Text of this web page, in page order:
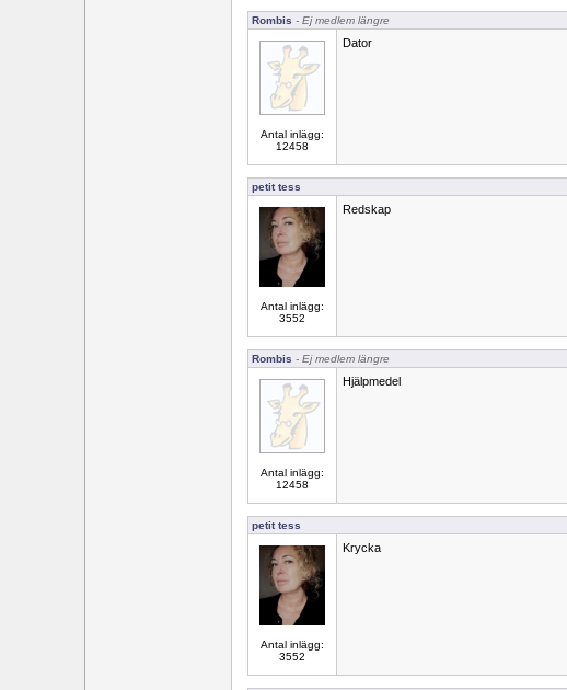
Rombis - Ej medlem längre
Antal inlägg:
12458
Dator
petit tess
Antal inlägg:
3552
Redskap
Rombis - Ej medlem längre
Antal inlägg:
12458
Hjälpmedel
petit tess
Antal inlägg:
3552
Krycka